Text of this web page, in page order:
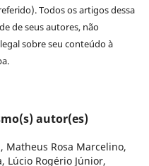
Todos os artigos dessa
de seus autores, não
sobre seu conteúdo à
autor(es)
Matheus Rosa Marcelino,
Lúcio Rogério Júnior,